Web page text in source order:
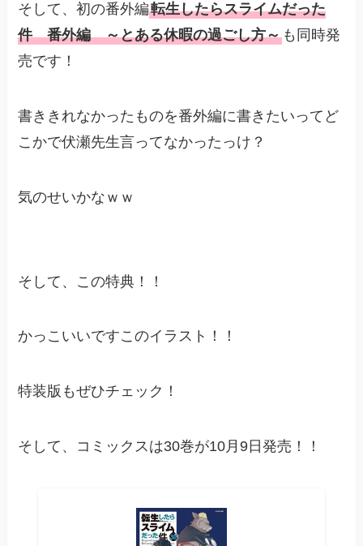
そして、初の番外編転生したらスライムだった
件 番外編 ～とある休暇の過ごし方～ も同時発
売です！
書ききれなかったものを番外編に書きたいってど
こかで伏瀬先生言ってなかったっけ？
気のせいかなｗｗ
そして、この特典！！
かっこいいですこのイラスト！！
特装版もぜひチェック！
そして、コミックスは30巻が10月9日発売！！